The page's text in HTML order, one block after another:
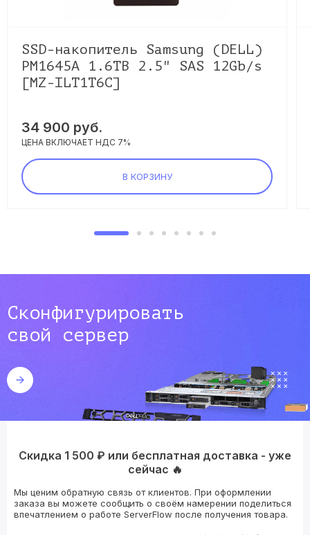
SSD-накопитель Samsung (DELL)
PM1645A 1.6TB 2.5" SAS 12Gb/s
[MZ-ILT1T6C]
34 900 руб.
ЦЕНА ВКЛЮЧАЕТ НДС 7%
В КОРЗИНУ
Сконфигурировать
свой сервер
Скидка 1 500 ₽ или бесплатная доставка - уже
сейчас 🔥
Мы ценим обратную связь от клиентов. При оформлении
заказа вы можете сообщить о своём намерении поделиться
впечатлением о работе ServerFlow после получения товара.